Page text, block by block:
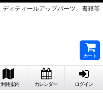
ィティールアップパーツ、書籍等
カート
利用案内 カレンダー ログイン